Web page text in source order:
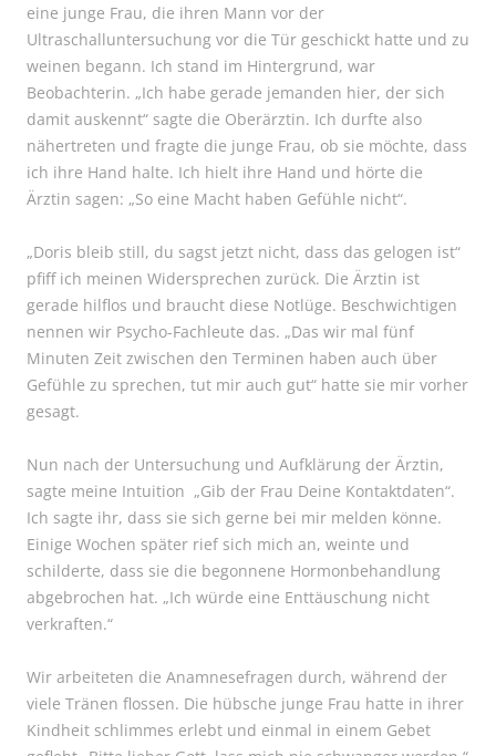
eine junge Frau, die ihren Mann vor der
Ultraschalluntersuchung vor die Tür geschickt hatte und zu
weinen begann. Ich stand im Hintergrund, war
Beobachterin. „Ich habe gerade jemanden hier, der sich
damit auskennt“ sagte die Oberärztin. Ich durfte also
nähertreten und fragte die junge Frau, ob sie möchte, dass
ich ihre Hand halte. Ich hielt ihre Hand und hörte die
Ärztin sagen: „So eine Macht haben Gefühle nicht“.
„Doris bleib still, du sagst jetzt nicht, dass das gelogen ist“
pfiff ich meinen Widersprechen zurück. Die Ärztin ist
gerade hilflos und braucht diese Notlüge. Beschwichtigen
nennen wir Psycho-Fachleute das. „Das wir mal fünf
Minuten Zeit zwischen den Terminen haben auch über
Gefühle zu sprechen, tut mir auch gut“ hatte sie mir vorher
gesagt.
Nun nach der Untersuchung und Aufklärung der Ärztin,
sagte meine Intuition „Gib der Frau Deine Kontaktdaten“.
Ich sagte ihr, dass sie sich gerne bei mir melden könne.
Einige Wochen später rief sich mich an, weinte und
schilderte, dass sie die begonnene Hormonbehandlung
abgebrochen hat. „Ich würde eine Enttäuschung nicht
verkraften.“
Wir arbeiteten die Anamnesefragen durch, während der
viele Tränen flossen. Die hübsche junge Frau hatte in ihrer
Kindheit schlimmes erlebt und einmal in einem Gebet